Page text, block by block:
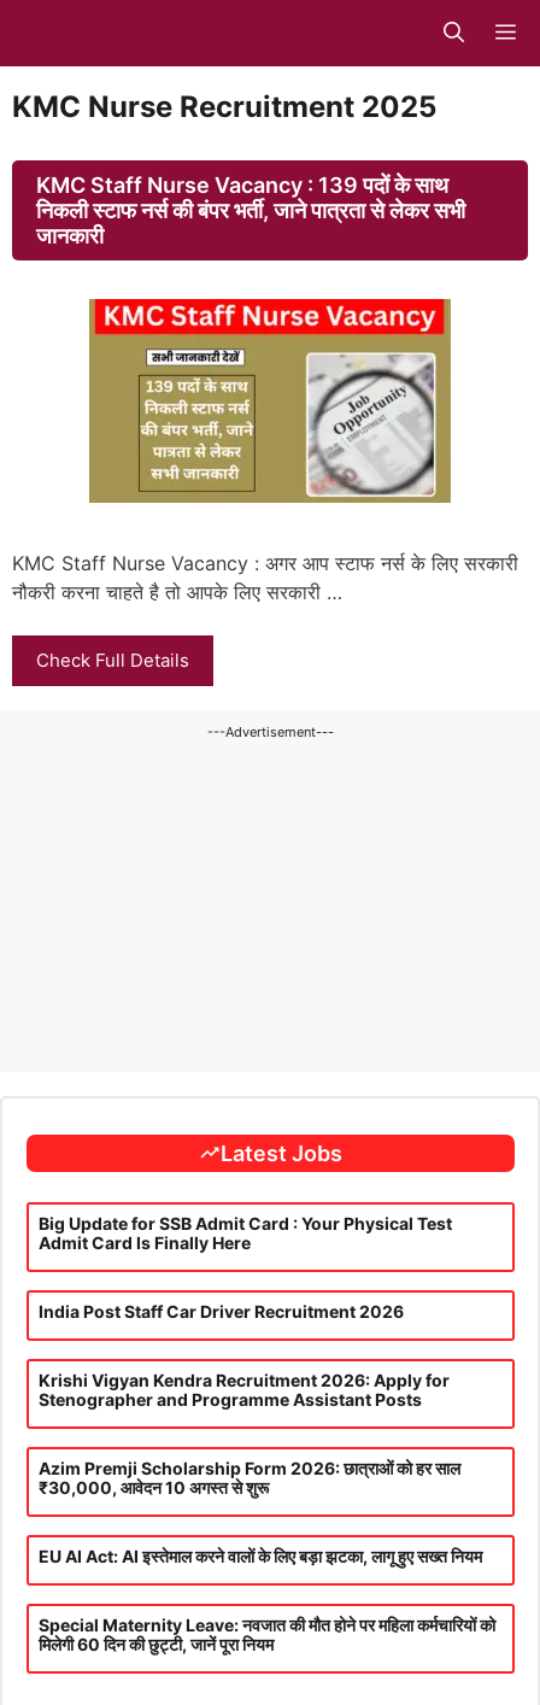
content
KMC Nurse Recruitment 2025
KMC Staff Nurse Vacancy : 139 पदों के साथ
निकली स्टाफ नर्स की बंपर भर्ती, जाने पात्रता से लेकर सभी
जानकारी
KMC Staff Nurse Vacancy : अगर आप स्टाफ नर्स के लिए सरकारी
नौकरी करना चाहते है तो आपके लिए सरकारी …
Check Full Details
---Advertisement---
Latest Jobs
Big Update for SSB Admit Card : Your Physical Test
Admit Card Is Finally Here
India Post Staff Car Driver Recruitment 2026
Krishi Vigyan Kendra Recruitment 2026: Apply for
Stenographer and Programme Assistant Posts
Azim Premji Scholarship Form 2026: छात्राओं को हर साल
₹30,000, आवेदन 10 अगस्त से शुरू
EU AI Act: AI इस्तेमाल करने वालों के लिए बड़ा झटका, लागू हुए सख्त नियम
Special Maternity Leave: नवजात की मौत होने पर महिला कर्मचारियों को
मिलेगी 60 दिन की छुट्टी, जानें पूरा नियम